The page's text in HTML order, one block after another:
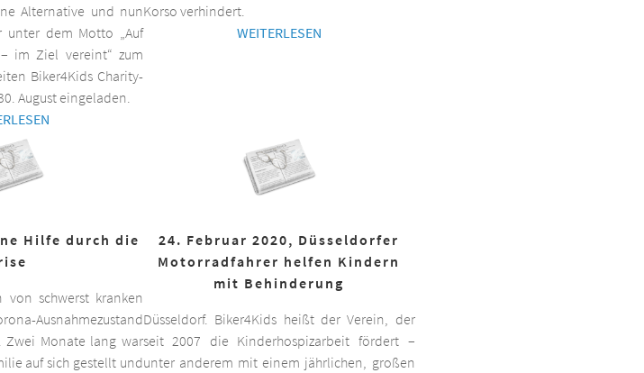
Alternative und nun
unter dem Motto „Auf
im Ziel vereint“ zum
Biker4Kids Charity-
August eingeladen.
Korso verhindert.
WEITERLESEN
Hilfe durch die
von schwerst kranken
Ausnahmezustand
Zwei Monate lang war
auf sich gestellt und
24. Februar 2020, Düsseldorfer
Motorradfahrer helfen Kindern
mit Behinderung
Düsseldorf. Biker4Kids heißt der Verein, der
seit 2007 die Kinderhospizarbeit fördert –
unter anderem mit einem jährlichen, großen